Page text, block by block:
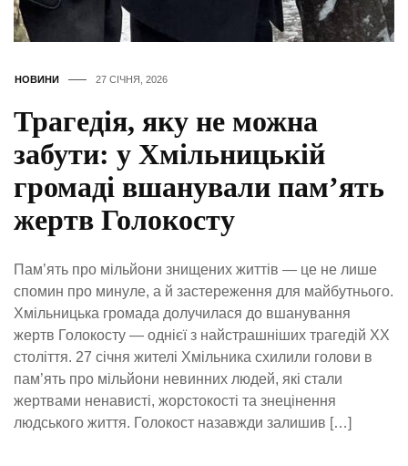
НОВИНИ 27 СІЧНЯ, 2026
Трагедія, яку не можна
забути: у Хмільницькій
громаді вшанували пам’ять
жертв Голокосту
Пам’ять про мільйони знищених життів — це не лише
спомин про минуле, а й застереження для майбутнього.
Хмільницька громада долучилася до вшанування
жертв Голокосту — однієї з найстрашніших трагедій ХХ
століття. 27 січня жителі Хмільника схилили голови в
пам’ять про мільйони невинних людей, які стали
жертвами ненависті, жорстокості та знецінення
людського життя. Голокост назавжди залишив […]